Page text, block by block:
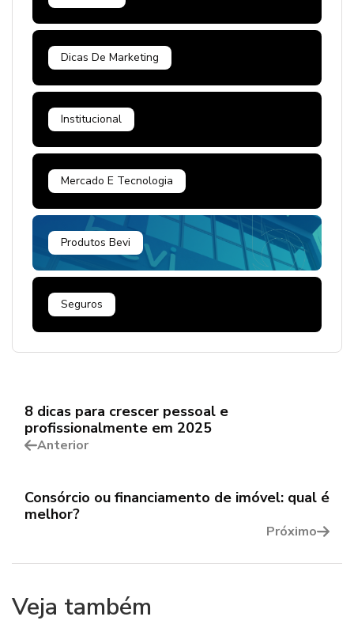
Dicas De Marketing
Institucional
Mercado E Tecnologia
Produtos Bevi
Seguros
Anterior
8 dicas para crescer pessoal e
profissionalmente em 2025
Próximo
Consórcio ou financiamento de imóvel: qual é
melhor?
Veja também